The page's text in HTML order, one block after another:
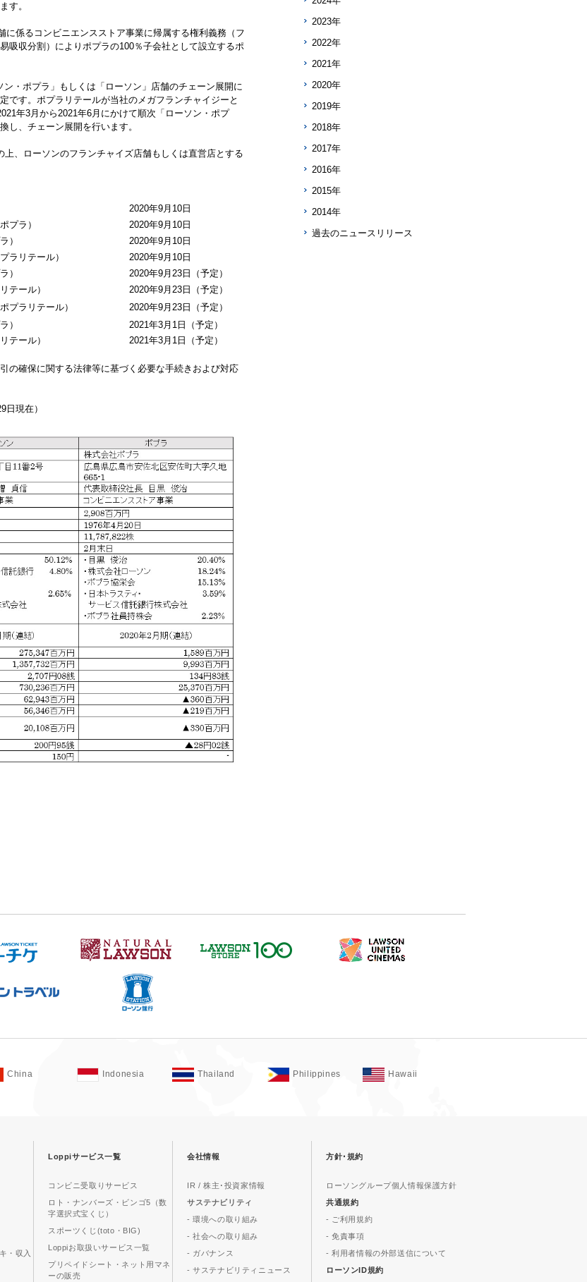
す。
に係るコンビニエンスストア事業に帰属する権利義務（フ
吸収分割）によりポプラの100％子会社として設立するポ
・ポプラ」もしくは「ローソン」店舗のチェーン展開に
です。ポプラリテールが当社のメガフランチャイジーと
年3月から2021年6月にかけて順次「ローソン・ポプ
し、チェーン展開を行います。
、ローソンのフランチャイズ店舗もしくは直営店とする
2020年9月10日
プラ）
2020年9月10日
）
2020年9月10日
ラリテール）
2020年9月10日
）
2020年9月23日（予定）
テール）
2020年9月23日（予定）
プラリテール）
2020年9月23日（予定）
）
2021年3月1日（予定）
テール）
2021年3月1日（予定）
の確保に関する法律等に基づく必要な手続きおよび対応
現在）
2023年
2022年
2021年
2020年
2019年
2018年
2017年
2016年
2015年
2014年
過去のニュースリリース
China Indonesia Thailand Philippines Hawaii
・収入
Loppiサービス一覧
コンビニ受取りサービス
ロト・ナンバーズ・ビンゴ5（数
字選択式宝くじ）
スポーツくじ(toto・BIG)
Loppiお取扱いサービス一覧
プリペイドシート・ネット用マネ
ーの販売
会社情報
IR / 株主･投資家情報
サステナビリティ
- 環境への取り組み
- 社会への取り組み
- ガバナンス
- サステナビリティニュース
方針･規約
ローソングループ個人情報保護方針
共通規約
- ご利用規約
- 免責事項
- 利用者情報の外部送信について
ローソンID規約